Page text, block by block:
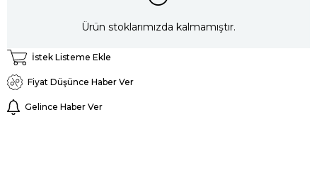
Ürün stoklarımızda kalmamıştır.
İstek Listeme Ekle
Fiyat Düşünce Haber Ver
Gelince Haber Ver